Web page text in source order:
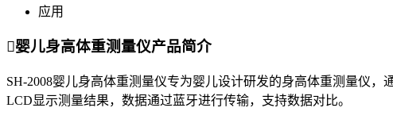
应用
婴儿身高体重测量仪产品简介
SH-2008婴儿身高体重测量仪专为婴儿设计研发的身高体重测量仪
LCD显示测量结果，数据通过蓝牙进行传输，支持数据对比。